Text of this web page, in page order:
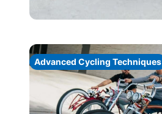
Advanced Cycling Techniques